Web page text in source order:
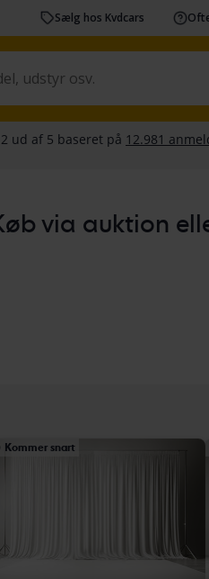
Sælg hos Kvdcars
via auktion
Kommer snart